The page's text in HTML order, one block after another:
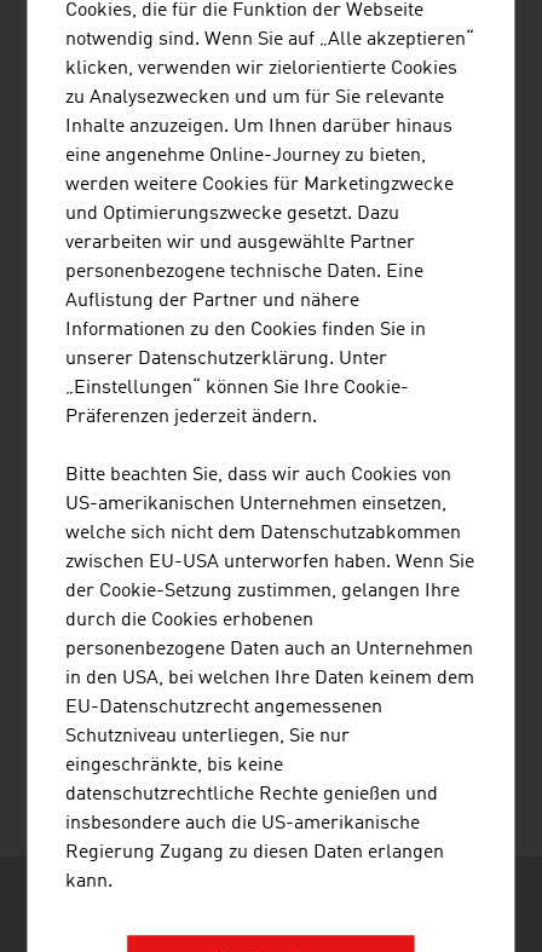
ZANIER-SPORT GESELLSCHAFT
M.B.H.
Seit 1969 packen wir unsere Leidenschaft für
Bergsport in unsere Handschuhe. Dabei setzt
Zanier-Sport auf beste Materialien, exzellente
Verarbeitung und außergewöhnliches Design.
LOU&DEJLIG - DESIGN FOR
COLOURFUL BIRDS MAG. MARIE-
LUISE NOWAK MA
WÖRGÖTTER PETER DR.
Cookies, die für die Funktion der Webseite
notwendig sind. Wenn Sie auf „Alle akzeptieren“
klicken, verwenden wir zielorientierte Cookies
zu Analysezwecken und um für Sie relevante
Inhalte anzuzeigen. Um Ihnen darüber hinaus
eine angenehme Online-Journey zu bieten,
werden weitere Cookies für Marketingzwecke
und Optimierungszwecke gesetzt. Dazu
verarbeiten wir und ausgewählte Partner
personenbezogene technische Daten. Eine
Auflistung der Partner und nähere
Informationen zu den Cookies finden Sie in
unserer Datenschutzerklärung. Unter
„Einstellungen“ können Sie Ihre Cookie-
Präferenzen jederzeit ändern.
Bitte beachten Sie, dass wir auch Cookies von
US-amerikanischen Unternehmen einsetzen,
welche sich nicht dem Datenschutzabkommen
zwischen EU-USA unterworfen haben. Wenn Sie
der Cookie-Setzung zustimmen, gelangen Ihre
durch die Cookies erhobenen
personenbezogene Daten auch an Unternehmen
in den USA, bei welchen Ihre Daten keinem dem
EU-Datenschutzrecht angemessenen
Schutzniveau unterliegen, Sie nur
eingeschränkte, bis keine
datenschutzrechtliche Rechte genießen und
insbesondere auch die US-amerikanische
Regierung Zugang zu diesen Daten erlangen
kann.